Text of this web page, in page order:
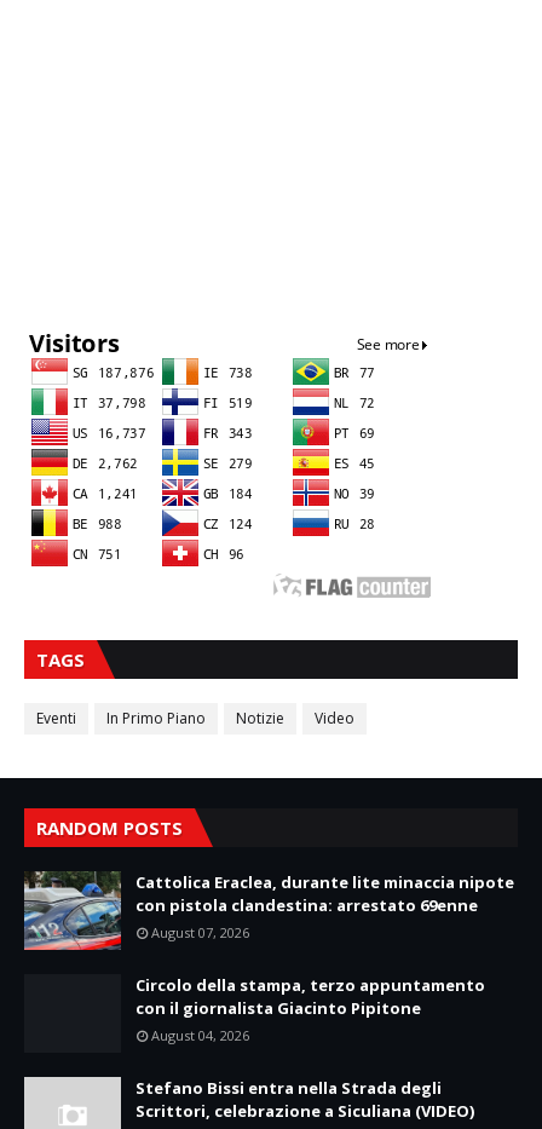
TAGS
Eventi In Primo Piano Notizie Video
RANDOM POSTS
Cattolica Eraclea, durante lite minaccia nipote
con pistola clandestina: arrestato 69enne
August 07, 2026
Circolo della stampa, terzo appuntamento
con il giornalista Giacinto Pipitone
August 04, 2026
Stefano Bissi entra nella Strada degli
Scrittori, celebrazione a Siculiana (VIDEO)